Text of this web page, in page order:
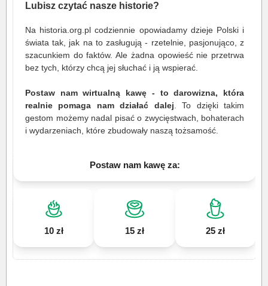
Lubisz czytać nasze historie?
Na historia.org.pl codziennie opowiadamy dzieje Polski i
świata tak, jak na to zasługują - rzetelnie, pasjonująco, z
szacunkiem do faktów. Ale żadna opowieść nie przetrwa
bez tych, którzy chcą jej słuchać i ją wspierać.
Postaw nam wirtualną kawę - to darowizna, która
realnie pomaga nam działać dalej . To dzięki takim
gestom możemy nadal pisać o zwycięstwach, bohaterach
i wydarzeniach, które zbudowały naszą tożsamość.
Postaw nam kawę za:
10 zł 15 zł 25 zł